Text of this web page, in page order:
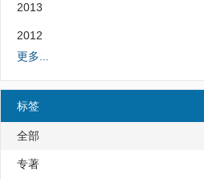
2013
2012
更多...
标签
全部
专著